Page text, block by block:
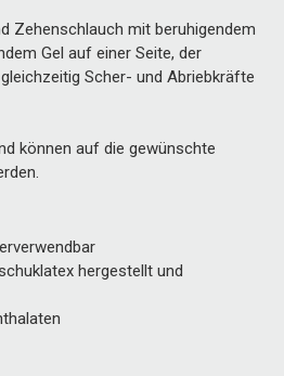
Zehenschlauch mit beruhigendem
Gel auf einer Seite, der
Scher- und Abriebkräfte
können auf die gewünschte
hergestellt und